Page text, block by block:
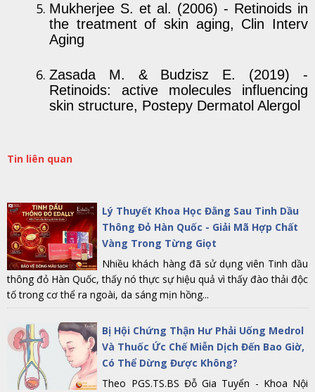
Mukherjee S. et al. (2006) - Retinoids in
the treatment of skin aging, Clin Interv
Aging
Zasada M. & Budzisz E. (2019) -
Retinoids: active molecules influencing
skin structure, Postepy Dermatol Alergol
Tin liên quan
Lý Thuyết Khoa Học Đằng Sau Tinh Dầu
Thông Đỏ Hàn Quốc - Giải Mã Hợp Chất
Vàng Trong Từng Giọt
Nhiều khách hàng đã sử dụng viên Tinh dầu
thông đỏ Hàn Quốc, thấy nó thực sự hiệu quả vì thấy đào thải độc
tố trong cơ thể ra ngoài, da sáng mịn hồng...
Bị Hội Chứng Thận Hư Phải Uống Medrol
Và Thuốc Ức Chế Miễn Dịch Đến Bao Giờ,
Có Thể Dừng Được Không?
Theo PGS.TS.BS Đỗ Gia Tuyển - Khoa Nội